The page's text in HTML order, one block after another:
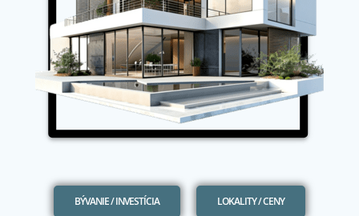
BÝVANIE / INVESTÍCIA LOKALITY / CENY